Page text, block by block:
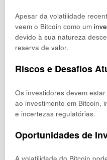
Apesar da volatilidade
veem o Bitcoin como um
devido à sua natureza
reserva de valor.
Riscos e Desafios
Os investidores devem
ao investimento em Bitcoin,
e incertezas regulatórias.
Oportunidades de